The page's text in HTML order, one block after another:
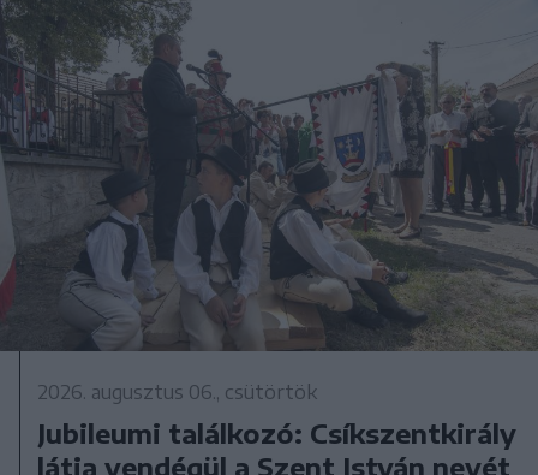
2026. augusztus 06., csütörtök
Jubileumi találkozó: Csíkszentkirály
látja vendégül a Szent István nevét